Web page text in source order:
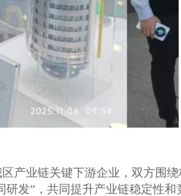
产业链关键下游企业，双方围
发”，共同提升产业链稳定性和